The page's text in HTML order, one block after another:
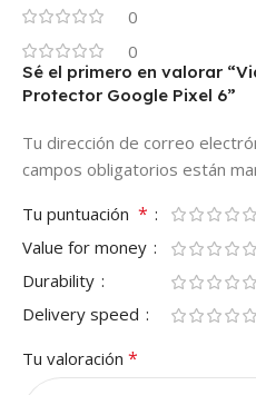
0
0
Sé el primero en valorar
Protector Google Pixel 6”
Tu dirección de correo
campos obligatorios están
Tu puntuación *
Value for money
Durability
Delivery speed
Tu valoración *